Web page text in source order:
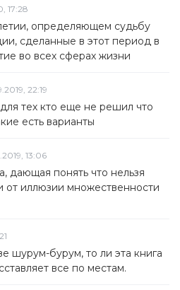
17:28
определяющем судьбу
сделанные в этот период в
во всех сферах жизни
22:19
тех кто еще не решил что
есть варианты
13:06
дающая понять что нельзя
от иллюзии множественности
шурум-бурум, то ли эта книга
все по местам.